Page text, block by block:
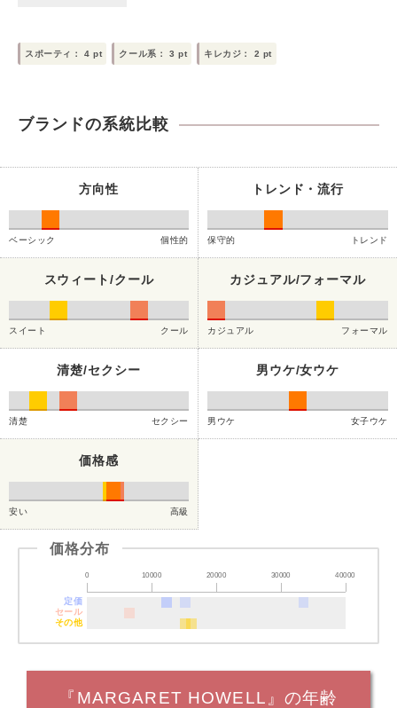
スポーティ：4pt クール系： 3 pt キレカジ： 2 pt
ブランドの系統比較
方向性
ベーシック 個性的
トレンド・流行
保守的 トレンド
スウィート/クール
スイート クール
カジュアル/フォーマル
カジュアル フォーマル
清楚/セクシー
清楚 セクシー
男ウケ/女ウケ
男ウケ 女子ウケ
価格感
安い 高級
価格分布
0 10000 20000 30000 40000
定価
セール
その他
『MARGARET HOWELL』の年齢